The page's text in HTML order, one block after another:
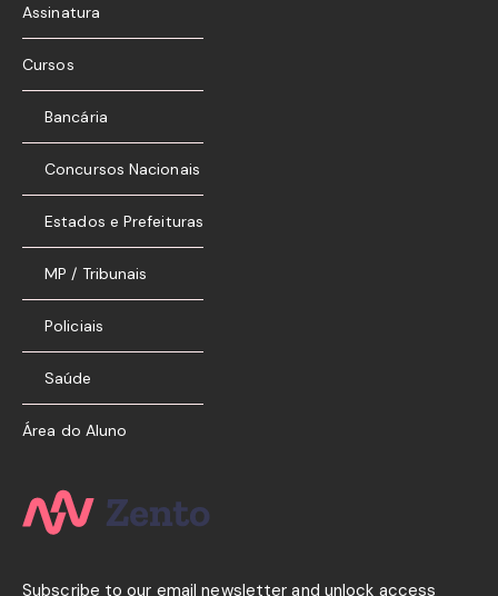
Assinatura
Cursos
Bancária
Concursos Nacionais
Estados e Prefeituras
MP / Tribunais
Policiais
Saúde
Área do Aluno
Subscribe to our email newsletter and unlock access